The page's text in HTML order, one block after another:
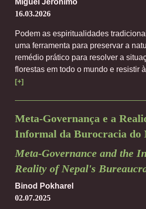
Miguel Jerónimo
16.03.2026
Podem as espiritualidades
uma ferramenta para preservar a
remédio prático para resolver a
florestas em todo o mundo e resistir
[+]
Meta-Governança e a
Informal da Burocracia do
Meta-Governance and the
Reality of Nepal's
Binod Pokharel
02.07.2025